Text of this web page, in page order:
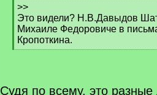
[
q
]
>>
Это видели? Н.В.Давыдов
Михаиле Федоровиче в
Кропоткина.
[
Судя по всему, это разные